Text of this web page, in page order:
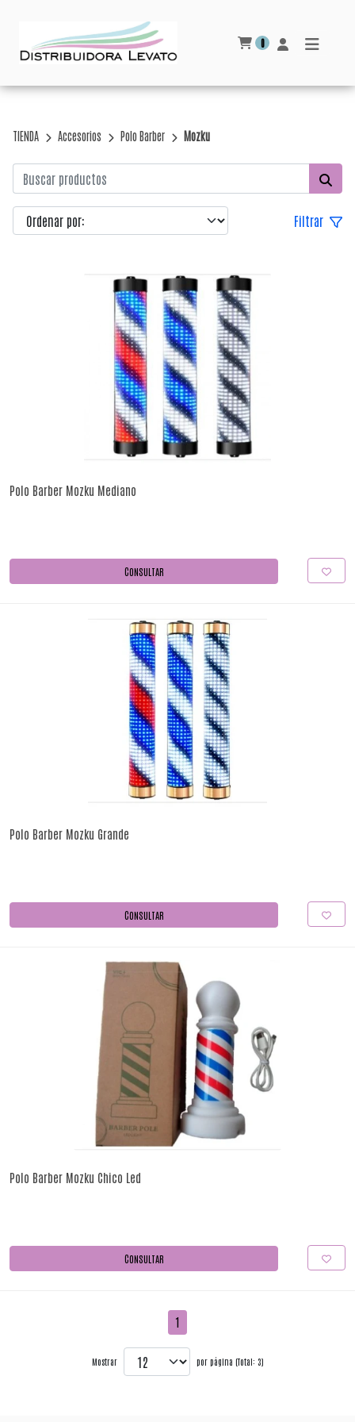
0
TIENDA Accesorios Polo Barber Mozku
Filtrar
Polo Barber Mozku Mediano
CONSULTAR
Polo Barber Mozku Grande
CONSULTAR
Polo Barber Mozku Chico Led
CONSULTAR
1
Mostrar por página (Total: 3)